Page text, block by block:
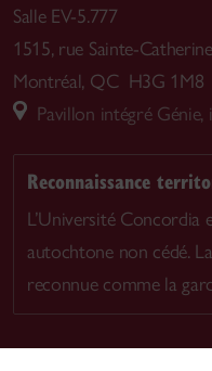
Salle EV-5.777
1515, rue Sainte-
Montréal, QC H3G 1M8
Pavillon intégré
Reconnaissance
L’Université
autochtone non cédé.
reconnue comme la